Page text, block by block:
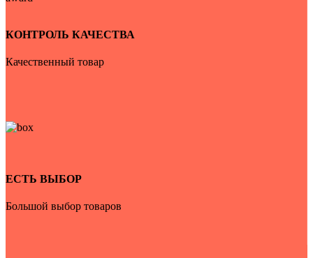
КОНТРОЛЬ КАЧЕСТВА
Качественный товар
ЕСТЬ ВЫБОР
Большой выбор товаров